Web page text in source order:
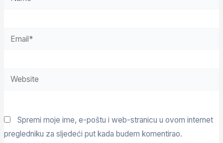
Spremi moje ime, e-poštu i web-stranicu u ovom internet
pregledniku za sljedeći put kada budem komentirao.